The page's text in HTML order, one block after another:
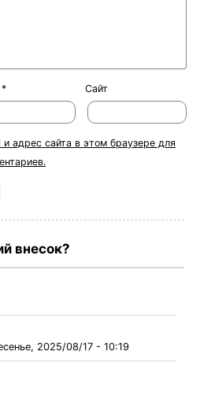
* Сайт
адрес сайта в этом браузере для
внесок?
2025/08/17 - 10:19